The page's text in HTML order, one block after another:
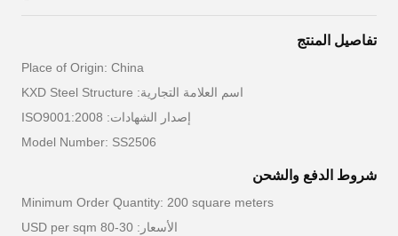
تفاصيل المنتج
Place of Origin: China
اسم العلامة التجارية: KXD Steel Structure
إصدار الشهادات: ISO9001:2008
Model Number: SS2506
شروط الدفع والشحن
Minimum Order Quantity: 200 square meters
الأسعار: 30-80 USD per sqm